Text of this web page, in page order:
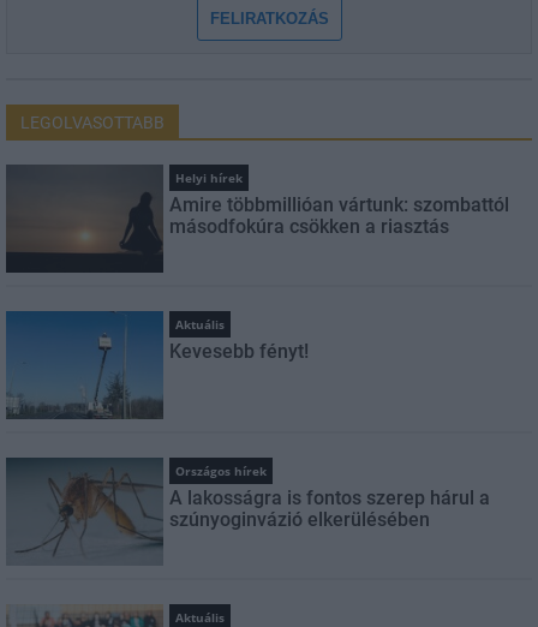
FELIRATKOZÁS
LEGOLVASOTTABB
Helyi hírek
Amire többmillióan vártunk: szombattól
másodfokúra csökken a riasztás
Aktuális
Kevesebb fényt!
Országos hírek
A lakosságra is fontos szerep hárul a
szúnyoginvázió elkerülésében
Aktuális